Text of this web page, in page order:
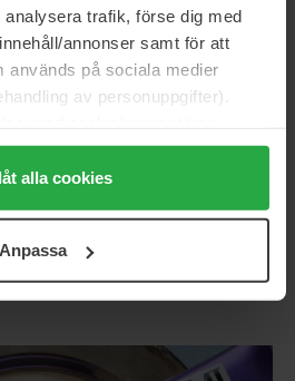
trafik, förse dig med
annonser samt för att
används på sociala medier
av personuppgifter).
alla cookies" accepterar du
"Detaljer" kan anpassa
Du kan när som helst återkalla
alla cookies
Anpassa
wat ze nodig heeft om te
te herstellen en roodheid
panthenol en bètaglucaan